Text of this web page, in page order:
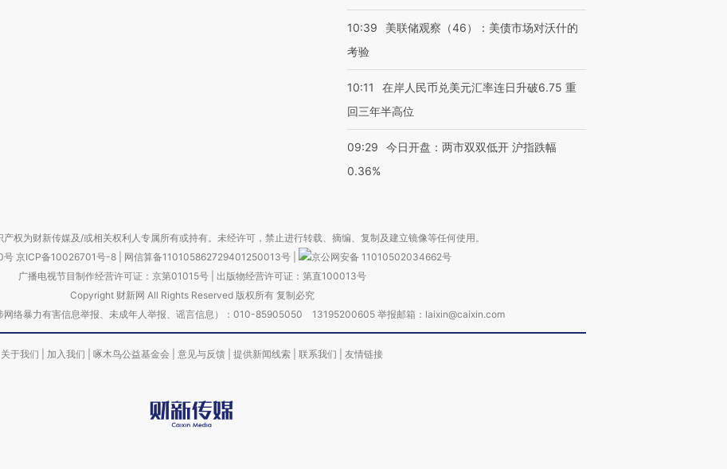
10:39
美联储观察（46）：美债市场对沃什的
考验
10:11
在岸人民币兑美元汇率连日升破6.75 重
回三年半高位
09:29
今日开盘：两市双双低开 沪指跌幅
0.36%
权为财新传媒及/或相关权利人专属所有或持有。未经许可，禁止进行转载、摘编、复制及建立镜像等任何使用。
号 京ICP备10026701号-8 网信算备110105862729401250013号
京公网安备 11010502034662号
广播电视节目制作经营许可证：京第01015号| 出版物经营许可证：第直100013号
Copyright 财新网 All Rights Reserved 版权所有 复制必究
网络暴力有害信息举报、未成年人举报、谣言信息）：010-85905050 13195200605 举报邮箱：laixin@caixin.com
关于我们 加入我们 啄木鸟公益基金会 意见与反馈 提供新闻线索 联系我们 友情链接